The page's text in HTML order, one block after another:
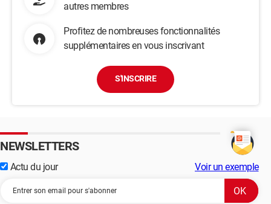
autres membres
Profitez de nombreuses fonctionnalités
supplémentaires en vous inscrivant
S'INSCRIRE
NEWSLETTERS
Actu du jour Voir un exemple